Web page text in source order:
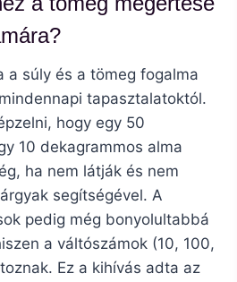
a súly és a tömeg fogalma
tapasztalatoktól.
hogy egy 50
10 dekagrammos alma
ha nem látják és nem
segítségével. A
pedig még bonyolultabbá
a váltószámok (10, 100,
Ez a kihívás adta az